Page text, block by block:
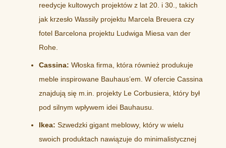
reedycje kultowych projektów z lat 20. i 30., takich
jak krzesło Wassily projektu Marcela Breuera czy
fotel Barcelona projektu Ludwiga Miesa van der
Rohe.
Cassina: Włoska firma, która również produkuje
meble inspirowane Bauhaus’em. W ofercie Cassina
znajdują się m.in. projekty Le Corbusiera, który był
pod silnym wpływem idei Bauhausu.
Ikea: Szwedzki gigant meblowy, który w wielu
swoich produktach nawiązuje do minimalistycznej